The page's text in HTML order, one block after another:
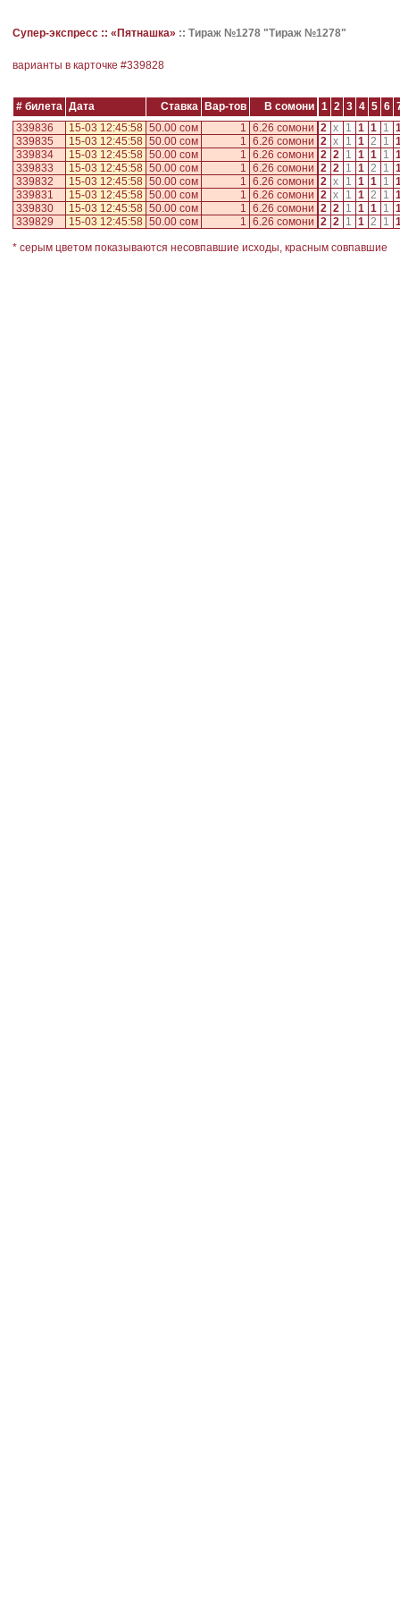
Супер-экспресс :: «Пятнашка» :: Тираж №1278 "Тираж №1278"
варианты в карточке #339828
# билета Дата Ставка Вар-тов В сомони 1 2 3 4 5 6
339836
15-03 12:45:58 50.00 сом 1 6.26 сомони 2 x 1 1 1 1
339835
15-03 12:45:58 50.00 сом 1 6.26 сомони 2 x 1 1 2 1
339834
15-03 12:45:58 50.00 сом 1 6.26 сомони 2 2 1 1 1 1
339833
15-03 12:45:58 50.00 сом 1 6.26 сомони 2 2 1 1 2 1
339832
15-03 12:45:58 50.00 сом 1 6.26 сомони 2 x 1 1 1 1
339831
15-03 12:45:58 50.00 сом 1 6.26 сомони 2 x 1 1 2 1
339830
15-03 12:45:58 50.00 сом 1 6.26 сомони 2 2 1 1 1 1
339829
15-03 12:45:58 50.00 сом 1 6.26 сомони 2 2 1 1 2 1
* серым цветом показываются несовпавшие исходы, красным совпавшие